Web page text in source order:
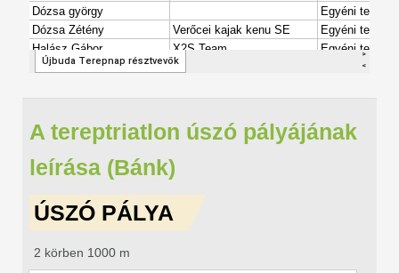
A tereptriatlon úszó pályájának
leírása (Bánk)
ÚSZÓ PÁLYA
2 körben 1000 m